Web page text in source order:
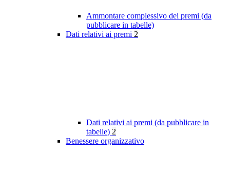
Ammontare complessivo dei premi (da
pubblicare in tabelle)
Dati relativi ai premi 2
Dati relativi ai premi (da pubblicare in
tabelle) 2
Benessere organizzativo